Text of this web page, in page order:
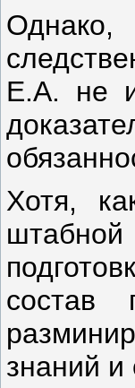
Е.А. не
Хотя,
состав
знаний и